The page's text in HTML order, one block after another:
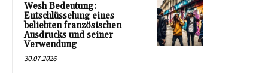
Wesh Bedeutung:
Entschlüsselung eines
beliebten französischen
Ausdrucks und seiner
Verwendung
30.07.2026